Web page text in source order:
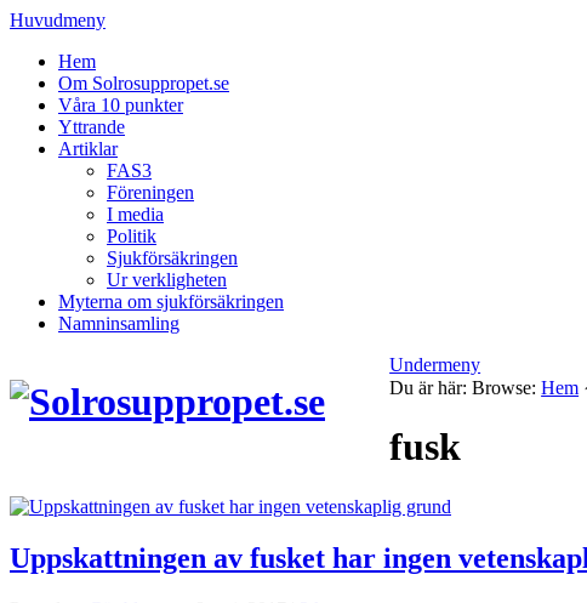
Huvudmeny
Hem
Om Solrosuppropet.se
Våra 10 punkter
Yttrande
Artiklar
FAS3
Föreningen
I media
Politik
Sjukförsäkringen
Ur verkligheten
Myterna om sjukförsäkringen
Namninsamling
Undermeny
Du är här: Browse: Hem
fusk
Uppskattningen av fusket har ingen